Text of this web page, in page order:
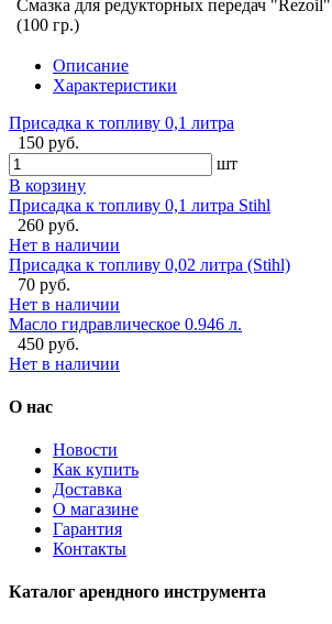
Смазка для редукторных передач "Rezoil"
(100 гр.)
Описание
Характеристики
Присадка к топливу 0,1 литра
150 руб.
шт
В корзину
Присадка к топливу 0,1 литра Stihl
260 руб.
Нет в наличии
Присадка к топливу 0,02 литра (Stihl)
70 руб.
Нет в наличии
Масло гидравлическое 0.946 л.
450 руб.
Нет в наличии
О нас
Новости
Как купить
Доставка
О магазине
Гарантия
Контакты
Каталог арендного инструмента